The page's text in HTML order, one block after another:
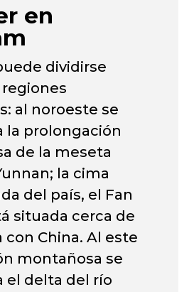
en
dividirse
al noroeste se
la prolongación
de la meseta
la cima
del país, el Fan
situada cerca de
con China. Al este
montañosa se
el delta del río